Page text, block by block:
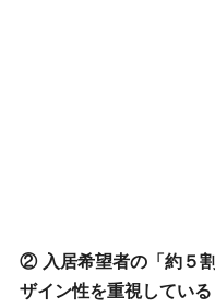
② 入居希望者の「約５
ザイン性を重視している